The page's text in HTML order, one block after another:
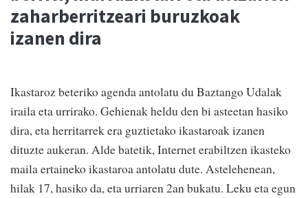
zaharberritzeari buruzkoak
izanen dira
Ikastaroz beteriko agenda antolatu du Baztango Udalak
iraila eta urrirako. Gehienak heldu den bi asteetan hasiko
dira, eta herritarrek era guztietako ikastaroak izanen
dituzte aukeran. Alde batetik, Internet erabiltzen ikasteko
maila ertaineko ikastaroa antolatu dute. Astelehenean,
hilak 17, hasiko da, eta urriaren 2an bukatu. Leku eta egun